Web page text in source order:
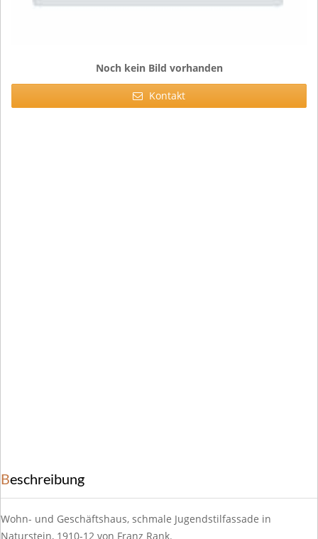
Noch kein Bild vorhanden
Kontakt
Beschreibung
Wohn- und Geschäftshaus, schmale Jugendstilfassade in
Naturstein, 1910-12 von Franz Rank.